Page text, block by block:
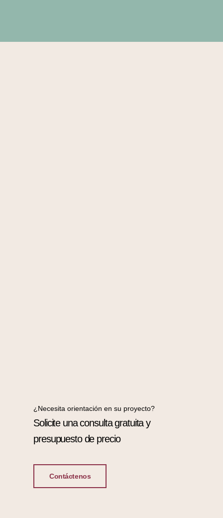
¿Necesita orientación en su proyecto?
Solicite una consulta gratuita y
presupuesto de precio
Contáctenos